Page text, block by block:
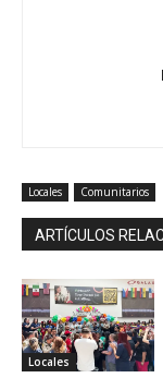
Locales Comunitarios
ARTÍCULOS
Locales